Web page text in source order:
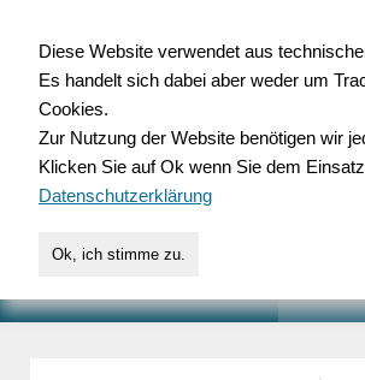
für Handwerk,
Diese Website verwendet aus
Es handelt sich dabei aber weder um
Cookies.
Zur Nutzung der Website benötigen wir
Klicken Sie auf Ok wenn Sie dem
Datenschutzerklärung
Ok, ich stimme zu.